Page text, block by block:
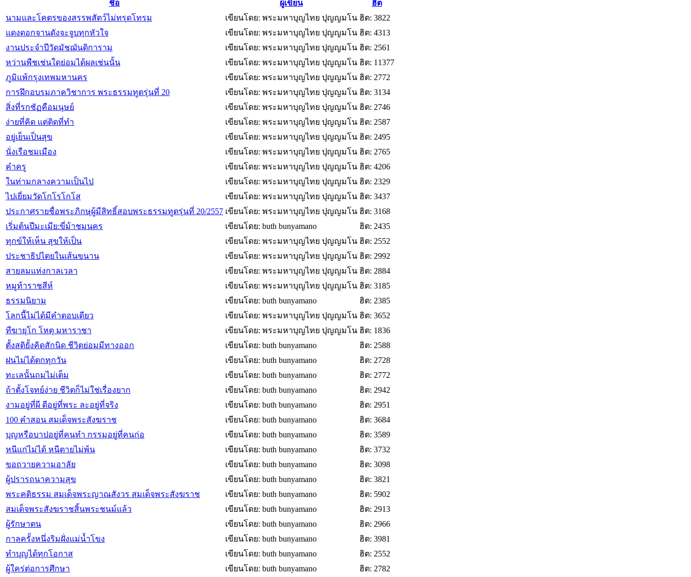
ชื่อ ผู้เขียน
ฮิต
นามและโคตรของสรรพสัตว์ไม่ทรุดโทรม
เขียนโดย: พระมหาบุญไทย ปุญญมโน ฮิต: 3822
แดงดอกจานดังจะจูบทุกหัวใจ
เขียนโดย: พระมหาบุญไทย ปุญญมโน ฮิต: 4313
งานประจำปีวัดมัชฌันติการาม
เขียนโดย: พระมหาบุญไทย ปุญญมโน ฮิต: 2561
หว่านพืชเช่นใดย่อมได้ผลเช่นนั้น
เขียนโดย: พระมหาบุญไทย ปุญญมโน ฮิต: 11377
ภูมิแพ้กรุงเทพมหานคร
เขียนโดย: พระมหาบุญไทย ปุญญมโน ฮิต: 2772
การฝึกอบรมภาควิชาการ พระธรรมทูตรุ่นที่ 20
เขียนโดย: พระมหาบุญไทย ปุญญมโน ฮิต: 3134
สิ่งที่รกชัฏคือมนุษย์
เขียนโดย: พระมหาบุญไทย ปุญญมโน ฮิต: 2746
ง่ายที่คิด แต่ติดที่ทำ
เขียนโดย: พระมหาบุญไทย ปุญญมโน ฮิต: 2587
อยู่เย็นเป็นสุข
เขียนโดย: พระมหาบุญไทย ปุญญมโน ฮิต: 2495
นั่งเรือชมเมือง
เขียนโดย: พระมหาบุญไทย ปุญญมโน ฮิต: 2765
คำครู
เขียนโดย: พระมหาบุญไทย ปุญญมโน ฮิต: 4206
ในท่ามกลางความเป็นไป
เขียนโดย: พระมหาบุญไทย ปุญญมโน ฮิต: 2329
ไปเยี่ยมวัดโกโรโกโส
เขียนโดย: พระมหาบุญไทย ปุญญมโน ฮิต: 3437
ประกาศรายชื่อพระภิกษุผู้มีสิทธิ์สอบพระธรรมทูตรุ่นที่ 20/2557 เขียนโดย: พระมหาบุญไทย ปุญญมโน ฮิต: 3168
เริ่มต้นปีมะเมีย:ขี่ม้าชมนคร
เขียนโดย: buth bunyamano
ฮิต: 2435
ทุกข์ให้เห็น สุขให้เป็น
เขียนโดย: พระมหาบุญไทย ปุญญมโน ฮิต: 2552
ประชาธิปไตยในเส้นขนาน
เขียนโดย: พระมหาบุญไทย ปุญญมโน ฮิต: 2992
สายลมแห่งกาลเวลา
เขียนโดย: พระมหาบุญไทย ปุญญมโน ฮิต: 2884
หมูท้าราชสีห์
เขียนโดย: พระมหาบุญไทย ปุญญมโน ฮิต: 3185
ธรรมนิยาม
เขียนโดย: buth bunyamano
ฮิต: 2385
โลกนี้ไม่ได้มีคำตอบเดียว
เขียนโดย: พระมหาบุญไทย ปุญญมโน ฮิต: 3652
ทีฆายุโก โหตุ มหาราชา
เขียนโดย: พระมหาบุญไทย ปุญญมโน ฮิต: 1836
ตั้งสติยั้งคิดสักนิด ชีวิตย่อมมีทางออก
เขียนโดย: buth bunyamano
ฮิต: 2588
ฝนไม่ได้ตกทุกวัน
เขียนโดย: buth bunyamano
ฮิต: 2728
ทะเลนั้นถมไม่เต็ม
เขียนโดย: buth bunyamano
ฮิต: 2772
ถ้าตั้งโจทย์ง่าย ชีวิตก็ไม่ใช่เรื่องยาก
เขียนโดย: buth bunyamano
ฮิต: 2942
งามอยู่ที่ผี ดีอยู่ที่พระ ละอยู่ที่จริง
เขียนโดย: buth bunyamano
ฮิต: 2951
100 คำสอน สมเด็จพระสังฆราช
เขียนโดย: buth bunyamano
ฮิต: 3684
บุญหรือบาปอยู่ที่คนทำ กรรมอยู่ที่คนก่อ
เขียนโดย: buth bunyamano
ฮิต: 3589
หนีแก่ไม่ได้ หนีตายไม่พ้น
เขียนโดย: buth bunyamano
ฮิต: 3732
ขอถวายความอาลัย
เขียนโดย: buth bunyamano
ฮิต: 3098
ผู้ปรารถนาความสุข
เขียนโดย: buth bunyamano
ฮิต: 3821
พระคติธรรม สมเด็จพระญาณสังวร สมเด็จพระสังฆราช
เขียนโดย: buth bunyamano
ฮิต: 5902
สมเด็จพระสังฆราชสิ้นพระชนม์แล้ว
เขียนโดย: buth bunyamano
ฮิต: 2913
ผู้รักษาตน
เขียนโดย: buth bunyamano
ฮิต: 2966
กาลครั้งหนึ่งริมฝั่งแม่น้ำโขง
เขียนโดย: buth bunyamano
ฮิต: 3981
ทำบุญได้ทุกโอกาส
เขียนโดย: buth bunyamano
ฮิต: 2552
ผู้ใคร่ต่อการศึกษา
เขียนโดย: buth bunyamano
ฮิต: 2782